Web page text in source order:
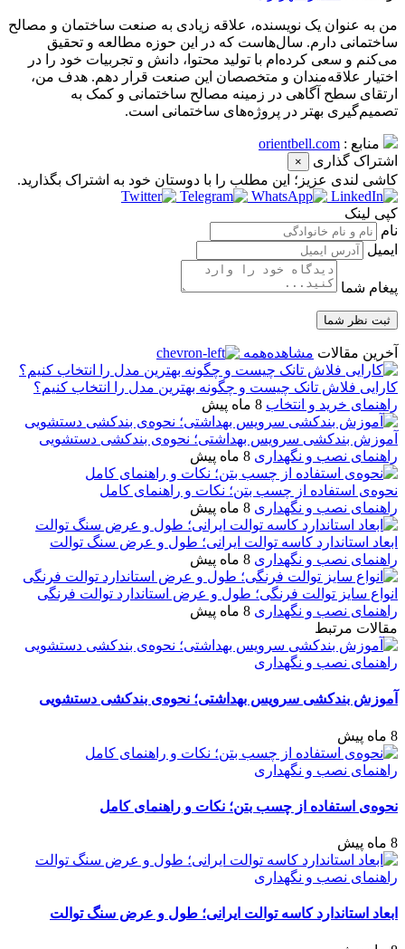
من به عنوان یک نویسنده، علاقه زیادی به صنعت ساختمان و مصالح
ساختمانی دارم. سال‌هاست که در این حوزه مطالعه و تحقیق
می‌کنم و سعی کرده‌ام با تولید محتوا، دانش و تجربیات خود را در
اختیار علاقه‌مندان و متخصصان این صنعت قرار دهم. هدف من،
ارتقای سطح آگاهی در زمینه مصالح ساختمانی و کمک به
تصمیم‌گیری بهتر در پروژه‌های ساختمانی است.
منابع : orientbell.com
اشتراک گذاری
×
کاشی‌ لندی عزیز؛ این مطلب را با دوستان خود به اشتراک بگذارید.
کپی لینک
نام
ایمیل
پیغام شما
آخرین مقالات مشاهده‌همه
کارایی فلاش تانک چیست و چگونه بهترین مدل را انتخاب کنیم؟
راهنمای خرید و انتخاب 8 ماه پیش
آموزش بندکشی سرویس بهداشتی؛ نحوه‌ی بندکشی دستشویی
راهنمای نصب و نگهداری 8 ماه پیش
نحوه‌ی استفاده از چسب بتن؛ نکات و راهنمای کامل
راهنمای نصب و نگهداری 8 ماه پیش
ابعاد استاندارد کاسه توالت ایرانی؛ طول و عرض سنگ توالت
راهنمای نصب و نگهداری 8 ماه پیش
انواع سایز توالت فرنگی؛ طول و عرض استاندارد توالت فرنگی
راهنمای نصب و نگهداری 8 ماه پیش
مقالات مرتبط
راهنمای نصب و نگهداری
آموزش بندکشی سرویس بهداشتی؛ نحوه‌ی بندکشی دستشویی
8 ماه پیش
راهنمای نصب و نگهداری
نحوه‌ی استفاده از چسب بتن؛ نکات و راهنمای کامل
8 ماه پیش
راهنمای نصب و نگهداری
ابعاد استاندارد کاسه توالت ایرانی؛ طول و عرض سنگ توالت